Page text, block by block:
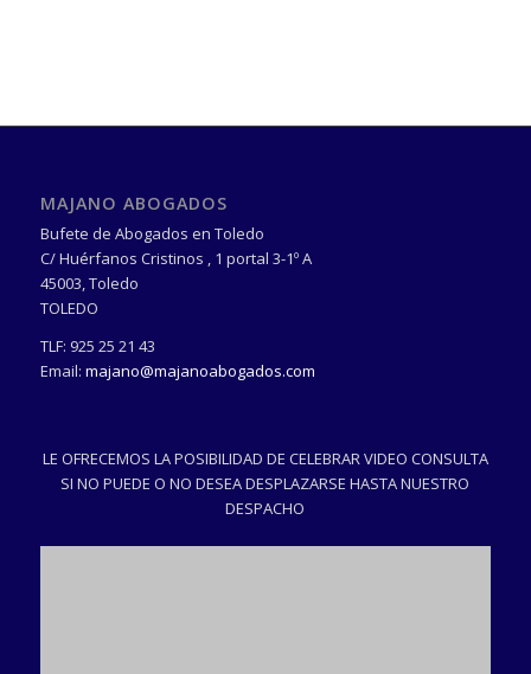
MAJANO ABOGADOS
Bufete de Abogados en Toledo
C/ Huérfanos Cristinos , 1 portal 3-1º A
45003,Toledo
TOLEDO
TLF: 925 25 21 43
Email: majano@majanoabogados.com
LE OFRECEMOS LA POSIBILIDAD DE CELEBRAR VIDEO CONSULTA
SI NO PUEDE O NO DESEA DESPLAZARSE HASTA NUESTRO
DESPACHO